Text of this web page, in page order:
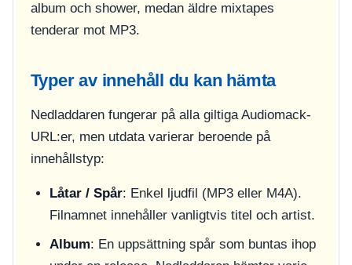
album och shower, medan äldre mixtapes
tenderar mot MP3.
Typer av innehåll du kan hämta
Nedladdaren fungerar på alla giltiga Audiomack-
URL:er, men utdata varierar beroende på
innehållstyp:
Låtar / Spår: Enkel ljudfil (MP3 eller M4A).
Filnamnet innehåller vanligtvis titel och artist.
Album: En uppsättning spår som buntas ihop